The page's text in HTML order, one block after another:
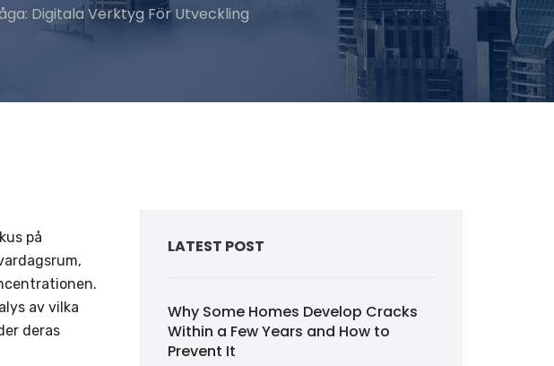
Digitala Verktyg För Utveckling
på
av vilka
deras
LATEST POST
Why Some Homes Develop Cracks
Within a Few Years and How to
Prevent It